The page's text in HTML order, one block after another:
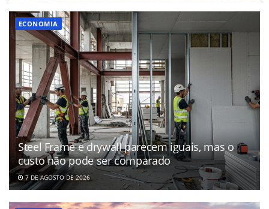
ECONOMIA
Steel Frame e drywall parecem iguais, mas o
custo não pode ser comparado
7 DE AGOSTO DE 2026